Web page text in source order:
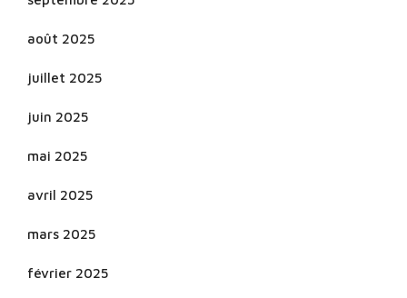
août 2025
juillet 2025
juin 2025
mai 2025
avril 2025
mars 2025
février 2025